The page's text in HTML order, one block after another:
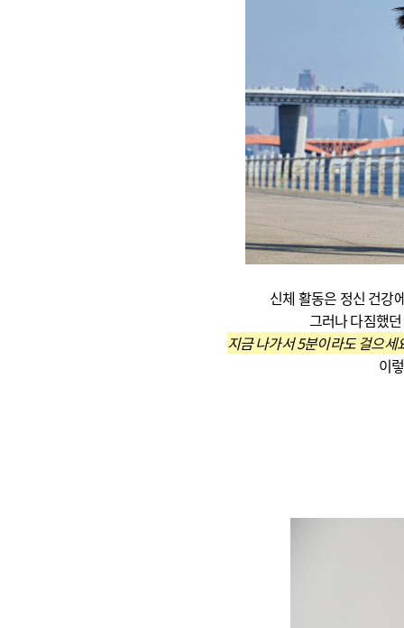
신체 활동은 정신 건강
그러나 다짐했
지금 나가서 5분이라도 걸으세
이